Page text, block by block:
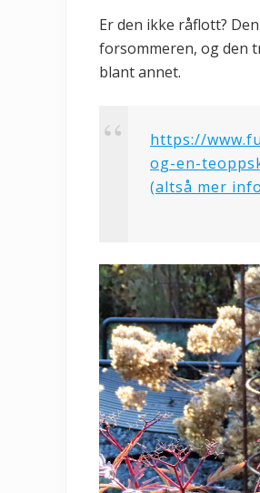
Er den ikke råflott?
forsommeren, og den
blant annet.
https://
og-en-
(altså mer